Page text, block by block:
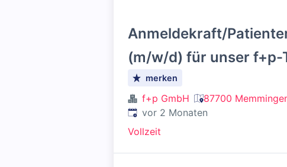
Anmeldekraft/
(m/w/d) für unser f+p-
merken
f+p GmbH
87700
Veröffentlicht:
vor 2 Monaten
Vollzeit